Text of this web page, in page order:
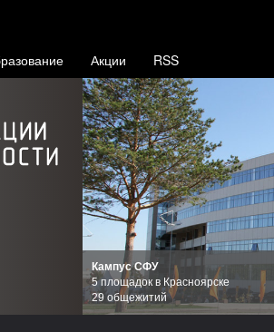
Акции RSS
Кампус СФУ
5 площадок в Красноярске
29 общежитий